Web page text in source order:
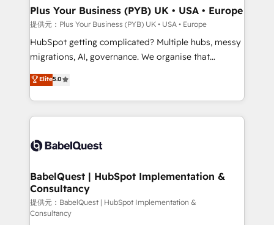
Town, Dubai & London. 500+ HubSpot CRM
implementations delivered. AI visibility coverage
across ChatGPT, Claude, Perplexity, Gemini and
Google AI Overviews. HubSpot Impact Award -
Innovation HubSpot Impact Award - Platform
Migration Excellence HubSpot Impact Award -
accreditations with HubSpot.
Plus Your Business (PYB) UK • USA • Europe
提供元：Plus Your Business (PYB) UK • USA • Europe
HubSpot getting complicated? Multiple hubs, messy
migrations, AI, governance. We organise that
complexity, so your team can put HubSpot to work...
Welcome to our Profile! We help with: • CRM
implementation, reports, workflows, and team
training • CRM migration from Salesforce, Pipedrive,
custom API integrations with ERP (and other
operations A little about us: • Boutique 'Elite' team of
12 • 150+ clients across Sales Hub, Marketing Hub,
Service Hub, Data Hub and CMS • ISO/IEC
27001:2022, ISO 9001:2015, and ISO 42001:2023
Elite5.0
BabelQuest | HubSpot Implementation &
Consultancy
提供元：BabelQuest | HubSpot Implementation &
Consultancy